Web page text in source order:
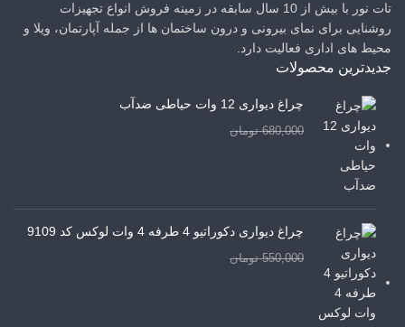
تات نور با بیش از 10 سال سابقه در زمینه فروش انواع تجهیزات
روشنایی برای نمای بیرونی و درون ساختمان ها از جمله آپارتمان، ویلا و
محیط های اداری فعالیت دارد.
جدیدترین محصولات
چراغ دیواری 12 وات حیاطی ضدآب
680,000 تومان
چراغ دیواری دکوراتیو 4 طرفه 4 وات لوکس کد 9109
550,000 تومان